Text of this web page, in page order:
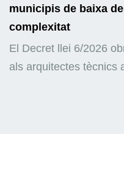
municipis de baixa
complexitat
El Decret llei 6/2026
als arquitectes tècnics